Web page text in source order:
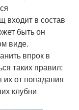
входит в состав
быть он
виде.
впрок в
таких правил:
от попадания
клубни